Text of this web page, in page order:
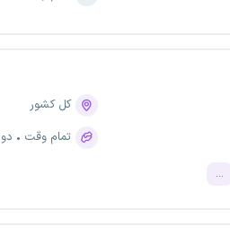
کل کشور
تمام وقت
...